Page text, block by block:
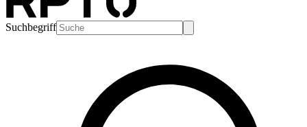
Suchbegriff